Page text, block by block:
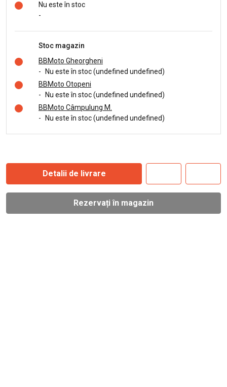
Nu este în stoc
-
Stoc magazin
BBMoto Gheorgheni
-
Nu este în stoc (undefined undefined)
BBMoto Otopeni
-
Nu este în stoc (undefined undefined)
BBMoto Câmpulung M.
-
Nu este în stoc (undefined undefined)
Detalii de livrare
Rezervați în magazin